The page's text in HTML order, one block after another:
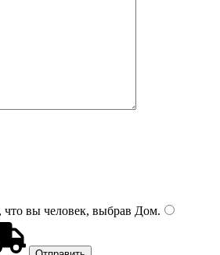
вы человек, выбрав Дом.